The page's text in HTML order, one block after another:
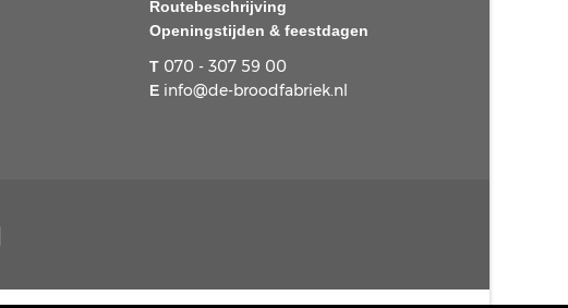
Routebeschrijving
Openingstijden & feestdagen
T070 - 307 59 00
Einfo@de-broodfabriek.nl